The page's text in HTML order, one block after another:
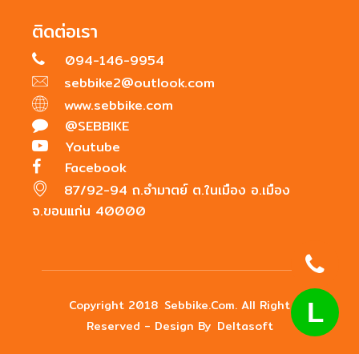
ติดต่อเรา
094-146-9954
sebbike2@outlook.com
www.sebbike.com
@SEBBIKE
Youtube
Facebook
87/92-94 ถ.อำมาตย์ ต.ในเมือง อ.เมือง
จ.ขอนแก่น 40000
Copyright 2018 Sebbike.com. All Right
Reserved - Design By Deltasoft L